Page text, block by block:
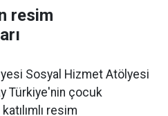
resim
Sosyal Hizmet Atölyesi
Türkiye'nin çocuk
resim